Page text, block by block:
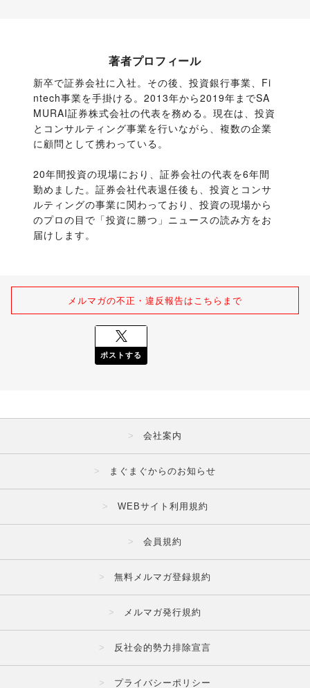
著者プロフィール
新卒で証券会社に入社。その後、投資銀行事業、Fi
ntech事業を手掛ける。2013年から2019年までSA
MURAI証券株式会社の代表を務める。現在は、投資
とコンサルティング事業を行いながら、複数の企業
に顧問として携わっている。
20年間投資の現場におり、証券会社の代表を6年間
勤めました。証券会社代表退任後も、投資とコンサ
ルティングの事業に関わっており、投資の現場から
のプロの目で「投資に勝つ」ニュースの読み方をお
届けします。
メルマガの不正・違反報告はこちらまで
ポストする
会社案内
まぐまぐからのお知らせ
WEBサイト利用規約
会員規約
無料メルマガ登録規約
メルマガ発行規約
反社会的勢力排除宣言
プライバシーポリシー